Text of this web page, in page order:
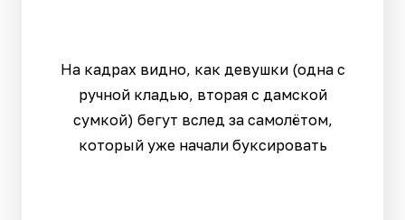
На кадрах видно, как девушки (одна с
ручной кладью, вторая с дамской
сумкой) бегут вслед за самолётом,
который уже начали буксировать